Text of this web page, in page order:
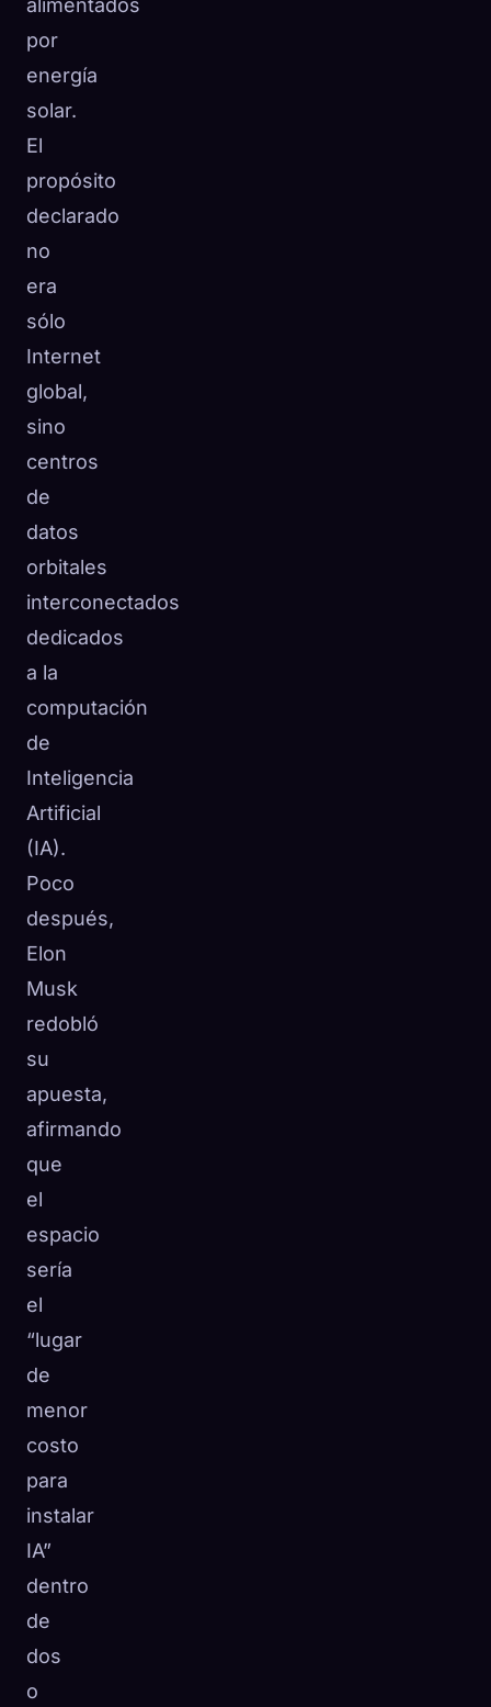
alimentados
por
energía
solar.
El
propósito
declarado
no
era
sólo
Internet
global,
sino
centros
de
datos
orbitales
interconectados
dedicados
a la
computación
de
Inteligencia
Artificial
(IA).
Poco
después,
Elon
Musk
redobló
su
apuesta,
afirmando
que
el
espacio
sería
el
“lugar
de
menor
costo
para
instalar
IA”
dentro
de
dos
o